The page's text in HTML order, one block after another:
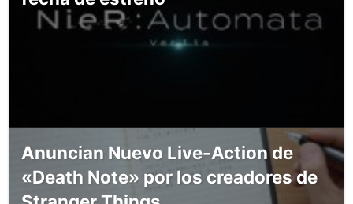
Anuncian Nuevo Live-Action de
«Death Note» por los creadores de